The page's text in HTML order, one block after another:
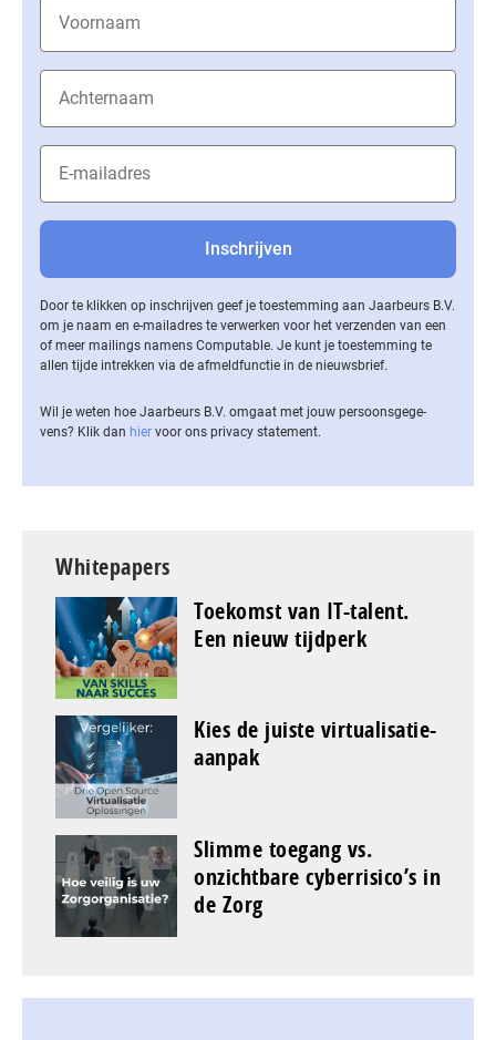
Door te klikken op inschrijven geef je toestemming aan Jaarbeurs B.V.
om je naam en e-mailadres te verwerken voor het verzenden van een
of meer mailings namens Computable. Je kunt je toestemming te
allen tijde intrekken via de af­meld­func­tie in de nieuwsbrief.
Wil je weten hoe Jaarbeurs B.V. omgaat met jouw per­soons­ge­ge­
vens? Klik dan hier voor ons privacy statement.
Whitepapers
Toekomst van IT-talent.
Een nieuw tijdperk
Kies de juiste virtualisatie-
aanpak
Slimme toegang vs.
onzichtbare cyberrisico’s in
de Zorg